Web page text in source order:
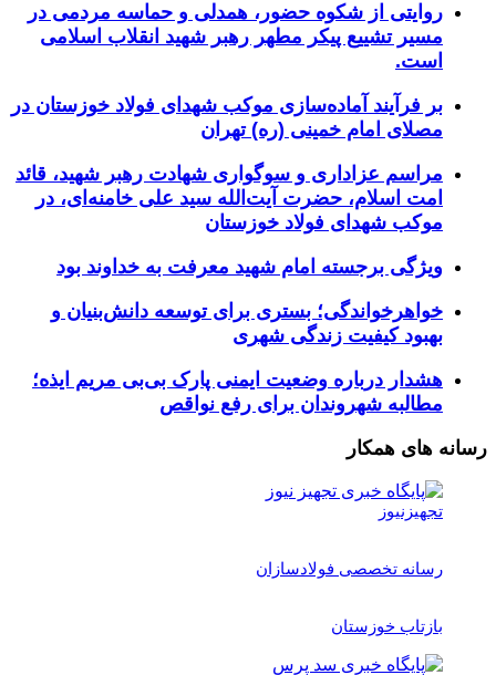
روایتی از شکوه حضور، همدلی و حماسه مردمی در
مسیر تشییع پیکر مطهر رهبر شهید انقلاب اسلامی
است.
بر فرآیند آماده‌سازی موکب شهدای فولاد خوزستان در
مصلای امام خمینی (ره) تهران
مراسم عزاداری و سوگواری شهادت رهبر شهید، قائد
امت اسلام، حضرت آیت‌الله سید علی خامنه‌ای، در
موکب شهدای فولاد خوزستان
ویژگی برجسته امام شهید معرفت به خداوند بود
خواهرخواندگی؛ بستری برای توسعه دانش‌بنیان و
بهبود کیفیت زندگی شهری
هشدار درباره وضعیت ایمنی پارک بی‌بی مریم ایذه؛
مطالبه شهروندان برای رفع نواقص
رسانه های همکار
تجهیزنیوز
رسانه تخصصی فولادسازان
بازتاب خوزستان